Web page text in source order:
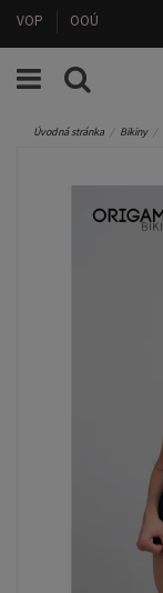
VOP OOÚ
Úvodná stránka Bikiny